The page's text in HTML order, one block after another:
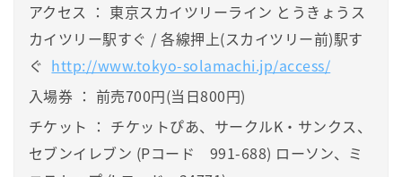
アクセス ： 東京スカイツリーライン とうきょうス
カイツリー駅すぐ / 各線押上(スカイツリー前)駅す
ぐ http://www.tokyo-solamachi.jp/access/
入場券 ： 前売700円(当日800円)
チケット ： チケットぴあ、サークルK・サンクス、
セブンイレブン (Pコード　991-688) ローソン、ミ